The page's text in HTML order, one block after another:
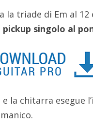
triade di Em al 12
pickup singolo al
la chitarra esegue